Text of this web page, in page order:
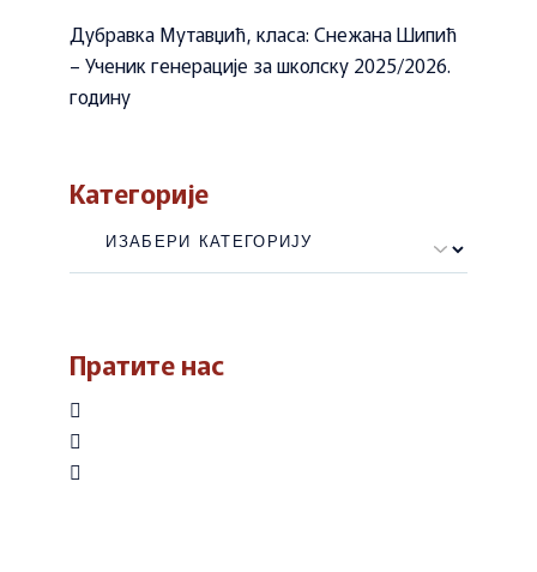
Дубравка Мутавџић, класа: Снежана Шипић
– Ученик генерације за школску 2025/2026.
годину
Категорије
Категорије
Пратите нас